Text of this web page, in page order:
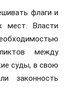
флаги и
мест. Власти
между
суды, в свою
законность